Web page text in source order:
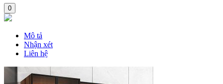
0
Mô tả
Nhận xét
Liên hệ